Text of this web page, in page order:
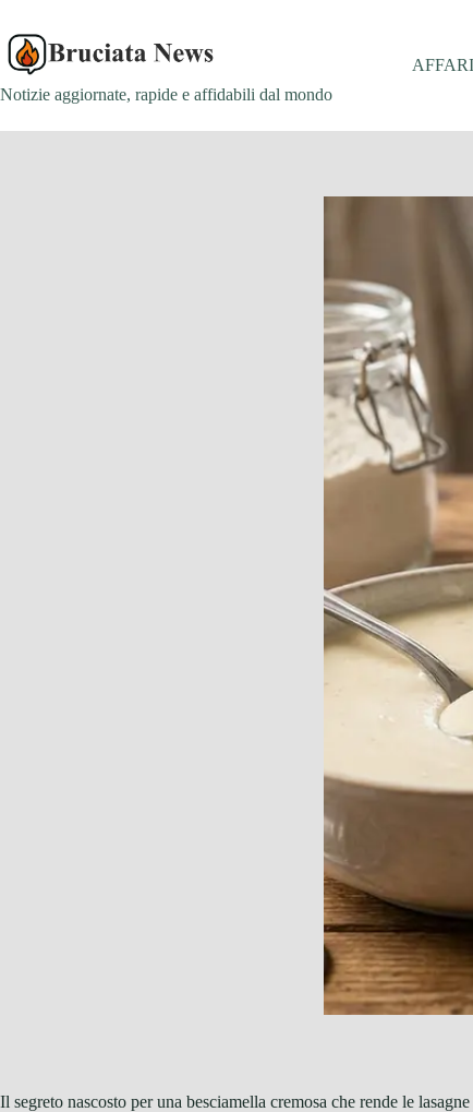
contenuto
Notizie aggiornate, rapide e affidabili dal mondo
Il segreto nascosto per una besciamella cremosa che rende le